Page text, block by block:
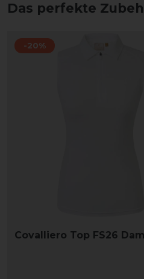
Das perfekte
-20%
Covalliero Top FS26